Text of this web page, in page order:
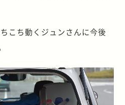
こち動くジュンさんに今後